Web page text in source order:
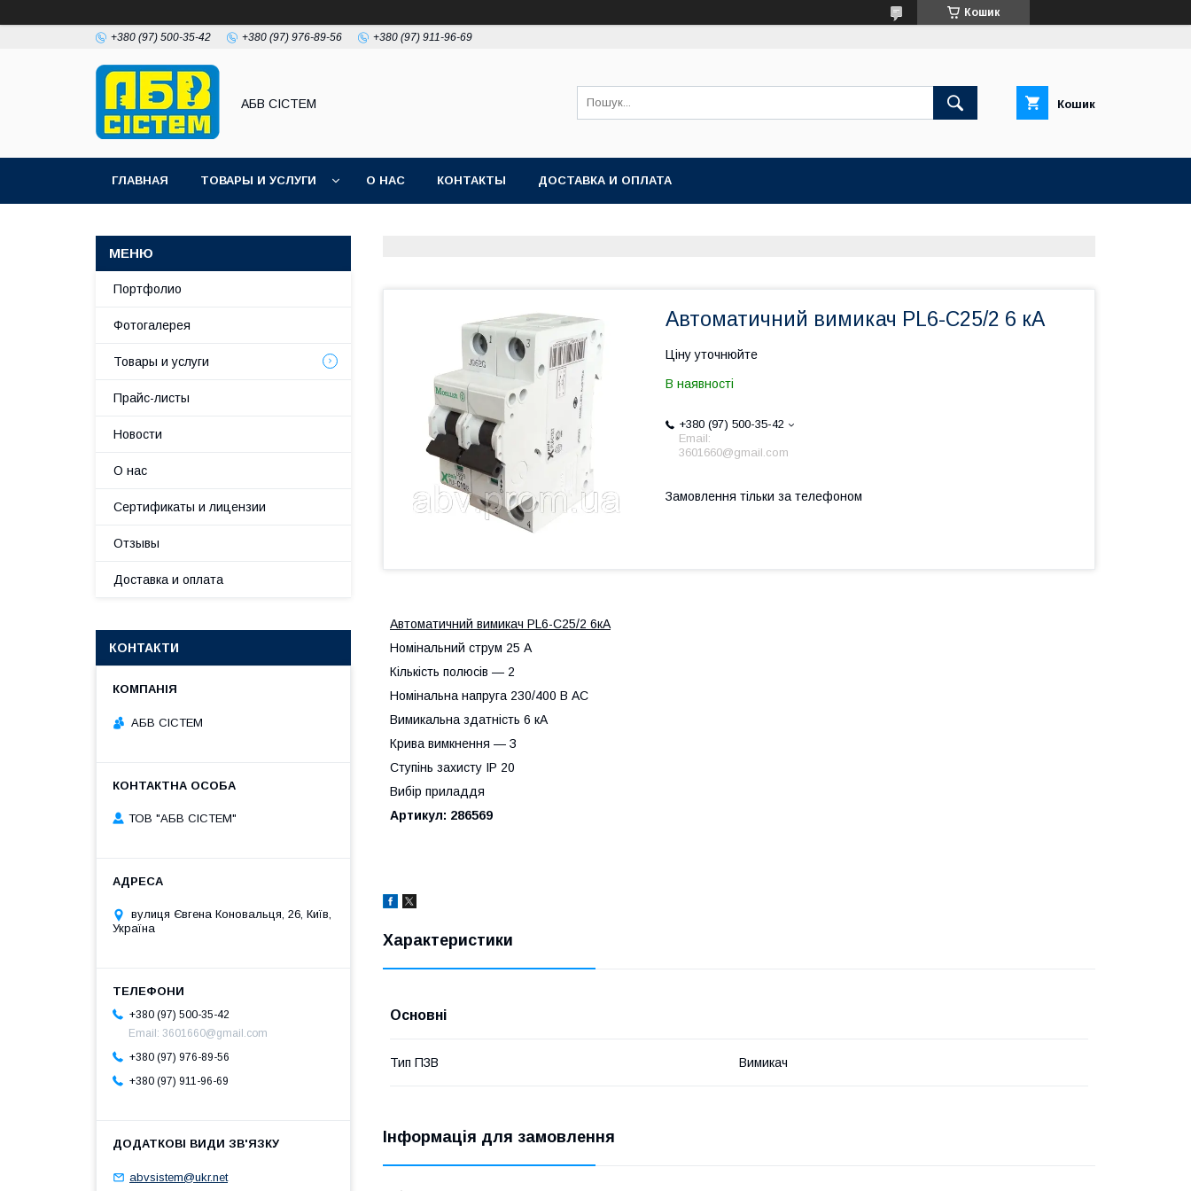
Кошик
+380 (97) 500-35-42 +380 (97) 976-89-56 +380 (97) 911-96-69
АБВ СІСТЕМ Кошик
ГЛАВНАЯ ТОВАРЫ И УСЛУГИ О НАС КОНТАКТЫ ДОСТАВКА И ОПЛАТА
Автоматичний вимикач PL6-C25/2 6 кА
Ціну уточнюйте
В наявності
+380 (97) 500-35-42
Email:
3601660@gmail.com
Замовлення тільки за телефоном
Автоматичний вимикач PL6-C25/2 6кА
Номінальний струм 25 А
Кількість полюсів — 2
Номінальна напруга 230/400 В AC
Вимикальна здатність 6 кА
Крива вимкнення — З
Ступінь захисту ІР 20
Вибір приладдя
Артикул: 286569
Характеристики
Основні
Тип ПЗВ Вимикач
Інформація для замовлення
Портфолио
Фотогалерея
Товары и услуги
Прайс-листы
Новости
О нас
Сертификаты и лицензии
Отзывы
Доставка и оплата
КОНТАКТИ
АБВ СІСТЕМ
ТОВ "АБВ СІСТЕМ"
вулиця Євгена Коновальця, 26, Київ,
Україна
+380 (97) 500-35-42
Email: 3601660@gmail.com
+380 (97) 976-89-56
+380 (97) 911-96-69
abvsistem@ukr.net